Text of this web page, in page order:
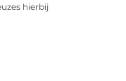
hierbij